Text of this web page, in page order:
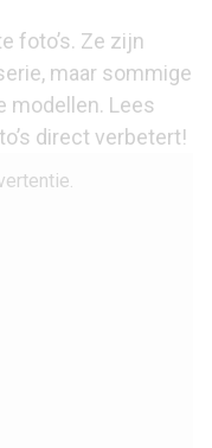
foto’s. Ze zijn
maar sommige
modellen. Lees
direct verbetert!